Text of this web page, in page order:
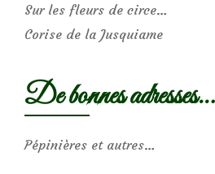
Sur les fleurs de circe…
Corise de la Jusquiame
De bonnes adresses…
Pépinières et autres…